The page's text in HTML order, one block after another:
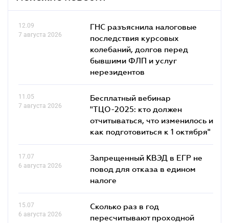
12.09
7 августа 2026
ГНС разъяснила налоговые
последствия курсовых
колебаний, долгов перед
бывшими ФЛП и услуг
нерезидентов
11.05
7 августа 2026
Бесплатный вебинар
"ТЦО-2025: кто должен
отчитываться, что изменилось и
как подготовиться к 1 октября"
17.07
6 августа 2026
Запрещенный КВЭД в ЕГР не
повод для отказа в едином
налоге
15.07
6 августа 2026
Сколько раз в год
пересчитывают проходной